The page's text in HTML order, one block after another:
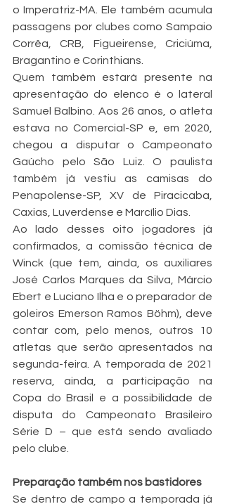
o Imperatriz-MA. Ele também acumula
passagens por clubes como Sampaio
Corrêa, CRB, Figueirense, Criciúma,
Bragantino e Corinthians.
Quem também estará presente na
apresentação do elenco é o lateral
Samuel Balbino. Aos 26 anos, o atleta
estava no Comercial-SP e, em 2020,
chegou a disputar o Campeonato
Gaúcho pelo São Luiz. O paulista
também já vestiu as camisas do
Penapolense-SP, XV de Piracicaba,
Caxias, Luverdense e Marcílio Dias.
Ao lado desses oito jogadores já
confirmados, a comissão técnica de
Winck (que tem, ainda, os auxiliares
José Carlos Marques da Silva, Márcio
Ebert e Luciano Ilha e o preparador de
goleiros Emerson Ramos Böhm), deve
contar com, pelo menos, outros 10
atletas que serão apresentados na
segunda-feira. A temporada de 2021
reserva, ainda, a participação na
Copa do Brasil e a possibilidade de
disputa do Campeonato Brasileiro
Série D – que está sendo avaliado
pelo clube.
Preparação também nos bastidores
Se dentro de campo a temporada já